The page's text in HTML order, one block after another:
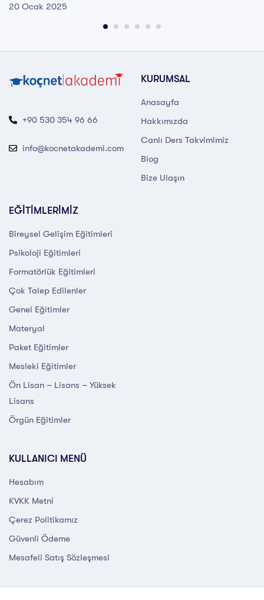
20 Ocak 2025
+90 530 354 96 66
info@kocnetakademi.com
KURUMSAL
Anasayfa
Hakkımızda
Canlı Ders Takvimimiz
Blog
Bize Ulaşın
EĞİTİMLERİMİZ
Bireysel Gelişim Eğitimleri
Psikoloji Eğitimleri
Formatörlük Eğitimleri
Çok Talep Edilenler
Genel Eğitimler
Materyal
Paket Eğitimler
Mesleki Eğitimler
Ön Lisan – Lisans – Yüksek
Lisans
Örgün Eğitimler
KULLANICI MENÜ
Hesabım
KVKK Metni
Çerez Politikamız
Güvenli Ödeme
Mesafeli Satış Sözleşmesi